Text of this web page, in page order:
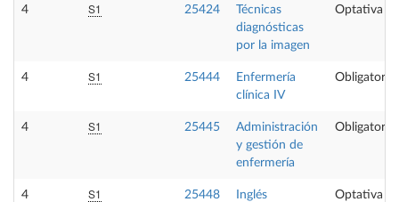
4 S1 25424
Técnicas
diagnósticas
por la imagen
Optativa
4 S1 25444
Enfermería
clínica IV
Obligatoria
4 S1 25445
Administración
y gestión de
enfermería
Obligatoria
4 S1 25448
Inglés
Optativa